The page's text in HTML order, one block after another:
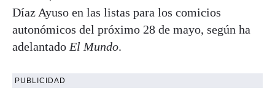
Díaz Ayuso en las listas para los comicios
autonómicos del próximo 28 de mayo, según ha
adelantado El Mundo.
PUBLICIDAD